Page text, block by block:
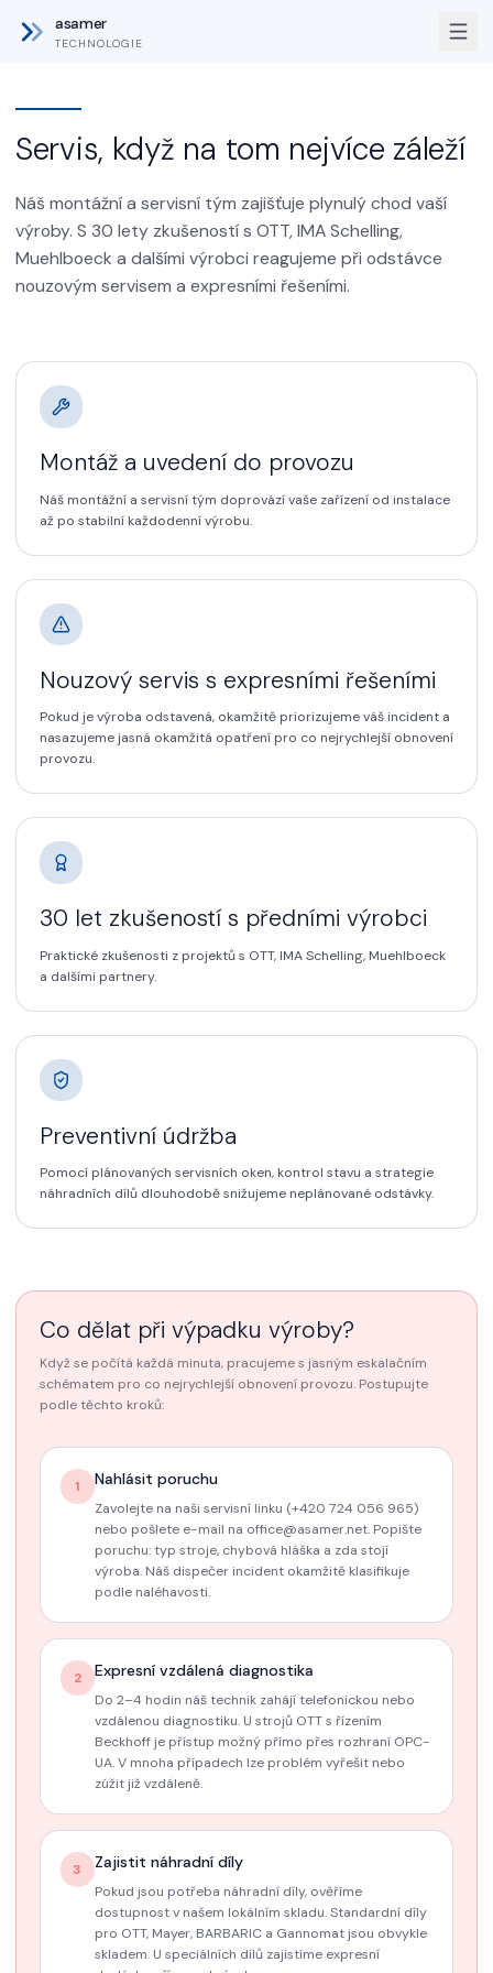
asamer
TECHNOLOGIE
Servis, když na tom nejvíce záleží
Náš montážní a servisní tým zajišťuje plynulý chod vaší
výroby. S 30 lety zkušeností s OTT, IMA Schelling,
Muehlboeck a dalšími výrobci reagujeme při odstávce
nouzovým servisem a expresními řešeními.
Montáž a uvedení do provozu
Náš montážní a servisní tým doprovází vaše zařízení od instalace
až po stabilní každodenní výrobu.
Nouzový servis s expresními řešeními
Pokud je výroba odstavená, okamžitě priorizujeme váš incident a
nasazujeme jasná okamžitá opatření pro co nejrychlejší obnovení
provozu.
30 let zkušeností s předními výrobci
Praktické zkušenosti z projektů s OTT, IMA Schelling, Muehlboeck
a dalšími partnery.
Preventivní údržba
Pomocí plánovaných servisních oken, kontrol stavu a strategie
náhradních dílů dlouhodobě snižujeme neplánované odstávky.
Co dělat při výpadku výroby?
Když se počítá každá minuta, pracujeme s jasným eskalačním
schématem pro co nejrychlejší obnovení provozu. Postupujte
podle těchto kroků:
1 Nahlásit poruchu
Zavolejte na naši servisní linku (+420 724 056 965)
nebo pošlete e-mail na office@asamer.net. Popište
poruchu: typ stroje, chybová hláška a zda stojí
výroba. Náš dispečer incident okamžitě klasifikuje
podle naléhavosti.
2 Expresní vzdálená diagnostika
Do 2–4 hodin náš technik zahájí telefonickou nebo
vzdálenou diagnostiku. U strojů OTT s řízením
Beckhoff je přístup možný přímo přes rozhraní OPC-
UA. V mnoha případech lze problém vyřešit nebo
zúžit již vzdáleně.
3 Zajistit náhradní díly
Pokud jsou potřeba náhradní díly, ověříme
dostupnost v našem lokálním skladu. Standardní díly
pro OTT, Mayer, BARBARIC a Gannomat jsou obvykle
skladem. U speciálních dílů zajistíme expresní